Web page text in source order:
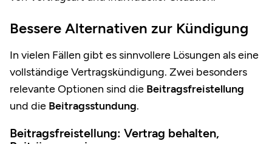
Bessere Alternativen zur Kündigung
In vielen Fällen gibt es sinnvollere Lösungen als eine
vollständige Vertragskündigung. Zwei besonders
relevante Optionen sind die Beitragsfreistellung
und die Beitragsstundung.
Beitragsfreistellung: Vertrag behalten,